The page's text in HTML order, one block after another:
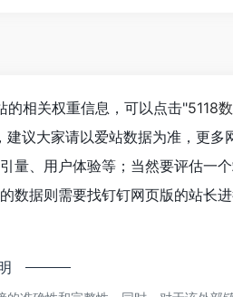
的相关权重信息，可以点击"5118
议大家请以爱站数据为准，更多
量、用户体验等；当然要评估一
数据则需要找钉钉网页版的站长